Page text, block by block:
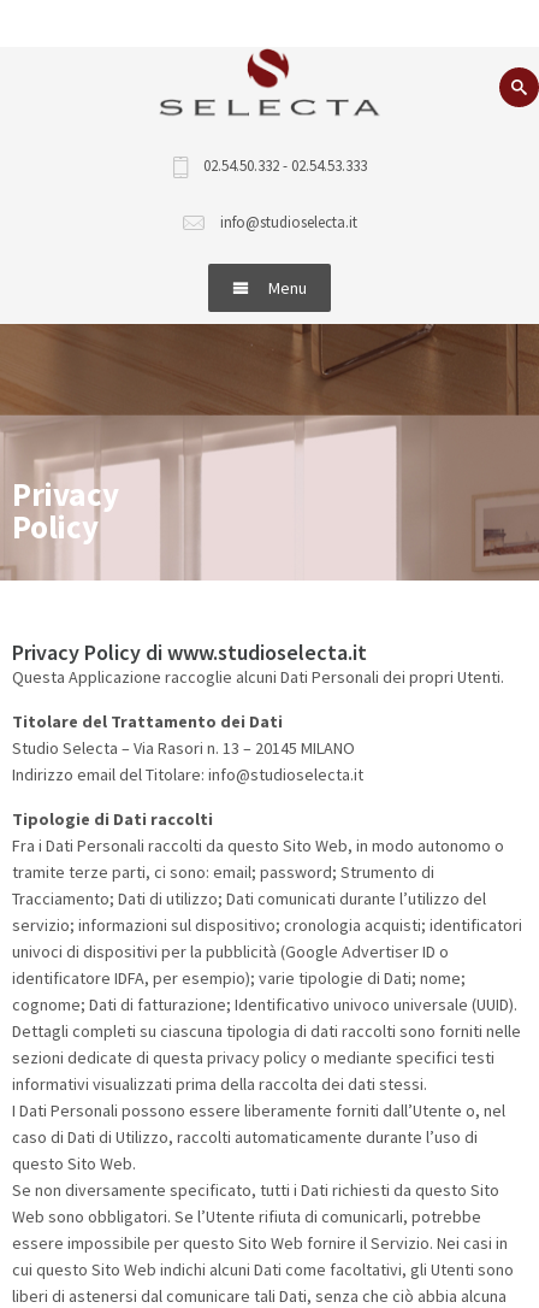
02.54.50.332 - 02.54.53.333
info@studioselecta.it
Menu
Cosa facciamo
Contatti
Privacy
Policy
Privacy Policy di www.studioselecta.it
Questa Applicazione raccoglie alcuni Dati Personali dei propri Utenti.
Titolare del Trattamento dei Dati
Studio Selecta – Via Rasori n. 13 – 20145 MILANO
Indirizzo email del Titolare: info@studioselecta.it
Tipologie di Dati raccolti
Fra i Dati Personali raccolti da questo Sito Web, in modo autonomo o
tramite terze parti, ci sono: email; password; Strumento di
Tracciamento; Dati di utilizzo; Dati comunicati durante l’utilizzo del
servizio; informazioni sul dispositivo; cronologia acquisti; identificatori
univoci di dispositivi per la pubblicità (Google Advertiser ID o
identificatore IDFA, per esempio); varie tipologie di Dati; nome;
cognome; Dati di fatturazione; Identificativo univoco universale (UUID).
Dettagli completi su ciascuna tipologia di dati raccolti sono forniti nelle
sezioni dedicate di questa privacy policy o mediante specifici testi
informativi visualizzati prima della raccolta dei dati stessi.
I Dati Personali possono essere liberamente forniti dall’Utente o, nel
caso di Dati di Utilizzo, raccolti automaticamente durante l’uso di
questo Sito Web.
Se non diversamente specificato, tutti i Dati richiesti da questo Sito
Web sono obbligatori. Se l’Utente rifiuta di comunicarli, potrebbe
essere impossibile per questo Sito Web fornire il Servizio. Nei casi in
cui questo Sito Web indichi alcuni Dati come facoltativi, gli Utenti sono
liberi di astenersi dal comunicare tali Dati, senza che ciò abbia alcuna